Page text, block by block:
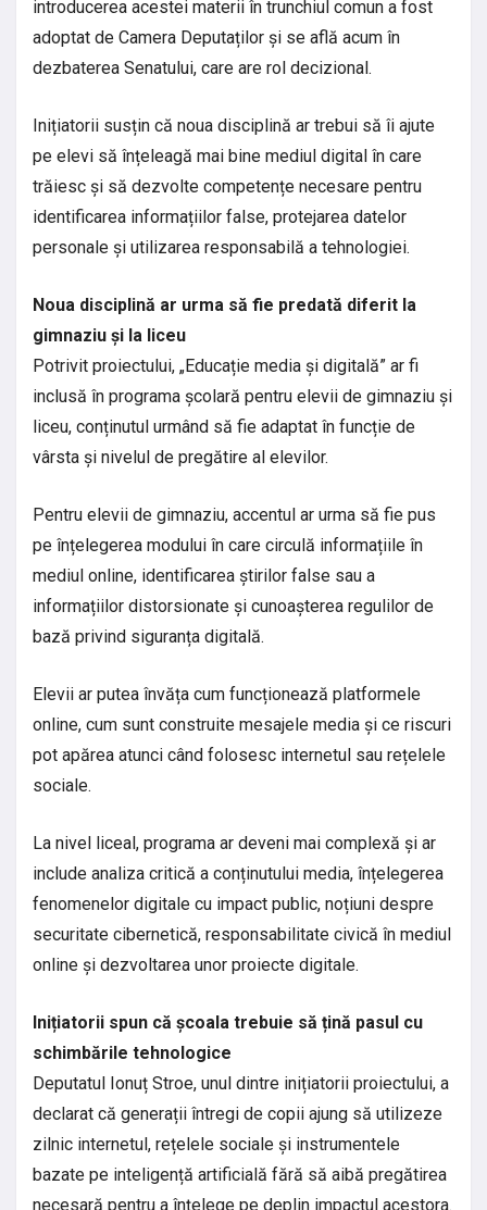
introducerea acestei materii în trunchiul comun a fost
adoptat de Camera Deputaților și se află acum în
dezbaterea Senatului, care are rol decizional.
Inițiatorii susțin că noua disciplină ar trebui să îi ajute
pe elevi să înțeleagă mai bine mediul digital în care
trăiesc și să dezvolte competențe necesare pentru
identificarea informațiilor false, protejarea datelor
personale și utilizarea responsabilă a tehnologiei.
Noua disciplină ar urma să fie predată diferit la
gimnaziu și la liceu
Potrivit proiectului, „Educație media și digitală” ar fi
inclusă în programa școlară pentru elevii de gimnaziu și
liceu, conținutul urmând să fie adaptat în funcție de
vârsta și nivelul de pregătire al elevilor.
Pentru elevii de gimnaziu, accentul ar urma să fie pus
pe înțelegerea modului în care circulă informațiile în
mediul online, identificarea știrilor false sau a
informațiilor distorsionate și cunoașterea regulilor de
bază privind siguranța digitală.
Elevii ar putea învăța cum funcționează platformele
online, cum sunt construite mesajele media și ce riscuri
pot apărea atunci când folosesc internetul sau rețelele
sociale.
La nivel liceal, programa ar deveni mai complexă și ar
include analiza critică a conținutului media, înțelegerea
fenomenelor digitale cu impact public, noțiuni despre
securitate cibernetică, responsabilitate civică în mediul
online și dezvoltarea unor proiecte digitale.
Inițiatorii spun că școala trebuie să țină pasul cu
schimbările tehnologice
Deputatul Ionuț Stroe, unul dintre inițiatorii proiectului, a
declarat că generații întregi de copii ajung să utilizeze
zilnic internetul, rețelele sociale și instrumentele
bazate pe inteligență artificială fără să aibă pregătirea
necesară pentru a înțelege pe deplin impactul acestora.